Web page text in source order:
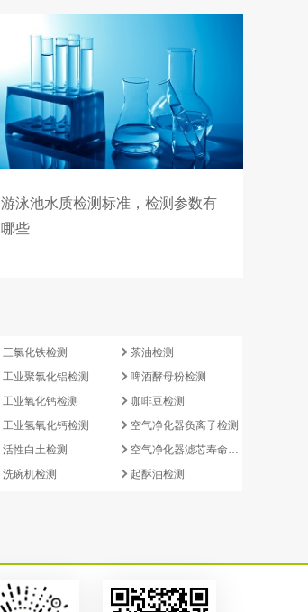
游泳池水质检测标准，检测参数有
哪些
三氯化铁检测
工业聚氯化铝检测
工业氧化钙检测
工业氢氧化钙检测
活性白土检测
洗碗机检测
茶油检测
啤酒酵母粉检测
咖啡豆检测
空气净化器负离子检测
空气净化器滤芯寿命检测
起酥油检测